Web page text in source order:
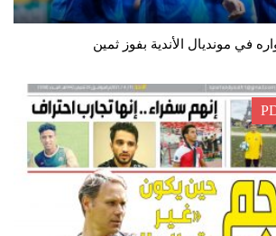
في مونديال الأندية بفوز ثمين